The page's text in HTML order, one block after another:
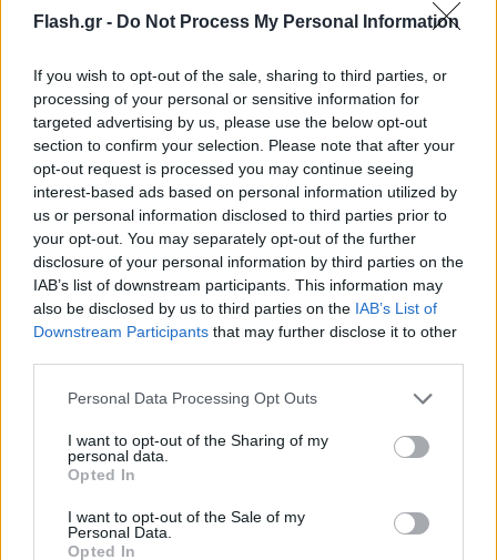
Flash.gr - Do Not Process My Personal Information
If you wish to opt-out of the sale, sharing to third parties, or
processing of your personal or sensitive information for
targeted advertising by us, please use the below opt-out
section to confirm your selection. Please note that after your
opt-out request is processed you may continue seeing
interest-based ads based on personal information utilized by
us or personal information disclosed to third parties prior to
your opt-out. You may separately opt-out of the further
disclosure of your personal information by third parties on the
IAB’s list of downstream participants. This information may
also be disclosed by us to third parties on the IAB’s List of
Downstream Participants that may further disclose it to other
Please note that this website/app uses one or more Google
not limited to your visit or usage behaviour. You may click to
grant or deny consent to Google and its third-party tags to
use your data for below specified purposes in below Google
consent section.
Personal Data Processing Opt Outs
I want to opt-out of the Sharing of my
personal data.
Opted In
I want to opt-out of the Sale of my
Personal Data.
Opted In
Υπενθυμίζεται πως η Guilfoyle είναι πρώην
προσωπικότητα, η οποία ηγήθηκε της
συγκέντρωσης χρημάτων για την εκστρατεία του
Τραμπ το 2020 ενώ ήταν κάποτε αρραβωνιασμένη
με τον γιο του Αμερικανού προέδρου, Ντόναλντ
Τραμπ Τζούνιορ.